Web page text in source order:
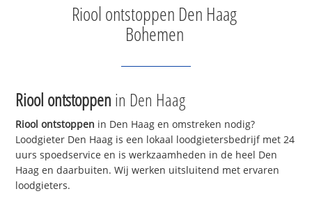
Riool ontstoppen Den Haag
Bohemen
Riool ontstoppen in Den Haag
Riool ontstoppen in Den Haag en omstreken nodig?
Loodgieter Den Haag is een lokaal loodgietersbedrijf met 24
uurs spoedservice en is werkzaamheden in de heel Den
Haag en daarbuiten. Wij werken uitsluitend met ervaren
loodgieters.